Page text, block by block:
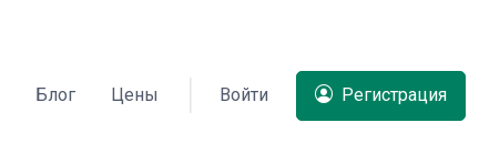
Блог Цены Войти Регистрация